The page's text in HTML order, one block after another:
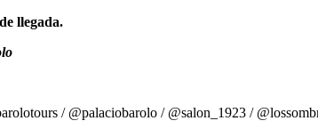
llegada.
/ @palaciobarolo / @salon_1923 /